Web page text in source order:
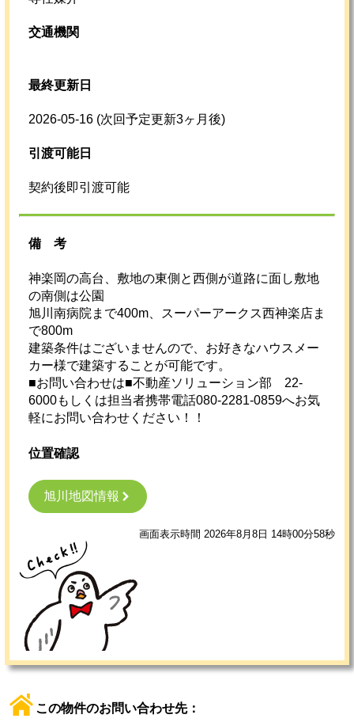
交通機関
最終更新日
2026-05-16 (次回予定更新3ヶ月後)
引渡可能日
契約後即引渡可能
備考
神楽岡の高台、敷地の東側と西側が道路に面し敷地
の南側は公園
旭川南病院まで400m、スーパーアークス西神楽店ま
で800m
建築条件はございませんので、お好きなハウスメー
カー様で建築することが可能です。
■お問い合わせは■不動産ソリューション部 22‐
6000もしくは担当者携帯電話080-2281-0859へお気
軽にお問い合わせください！！
位置確認
旭川地図情報
画面表示時間 2026年8月8日 14時00分58秒
この物件のお問い合わせ先：